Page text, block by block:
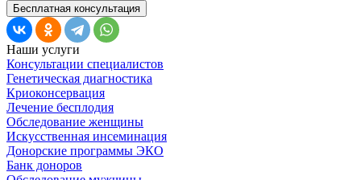
Бесплатная консультация
Наши услуги
Консультации специалистов
Генетическая диагностика
Криоконсервация
Лечение бесплодия
Обследование женщины
Искусственная инсеминация
Донорские программы ЭКО
Банк доноров